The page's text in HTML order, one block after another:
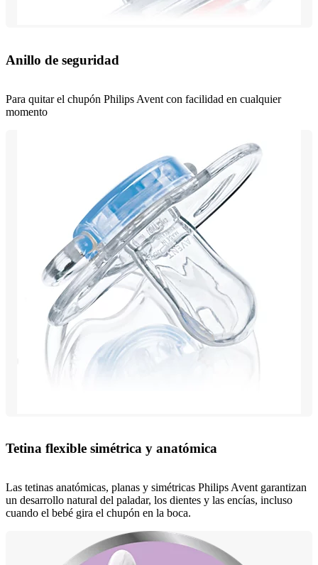
Anillo de seguridad
Para quitar el chupón Philips Avent con facilidad en cualquier
momento
Tetina flexible simétrica y anatómica
Las tetinas anatómicas, planas y simétricas Philips Avent garantizan
un desarrollo natural del paladar, los dientes y las encías, incluso
cuando el bebé gira el chupón en la boca.